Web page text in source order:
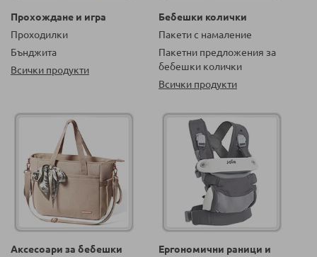
Прохождане и игра
Проходилки
Бънджита
Всички продукти
Бебешки колички
Пакети с намаление
Пакетни предложения за
бебешки колички
Всички продукти
Аксесоари за бебешки
Ергономични раници и